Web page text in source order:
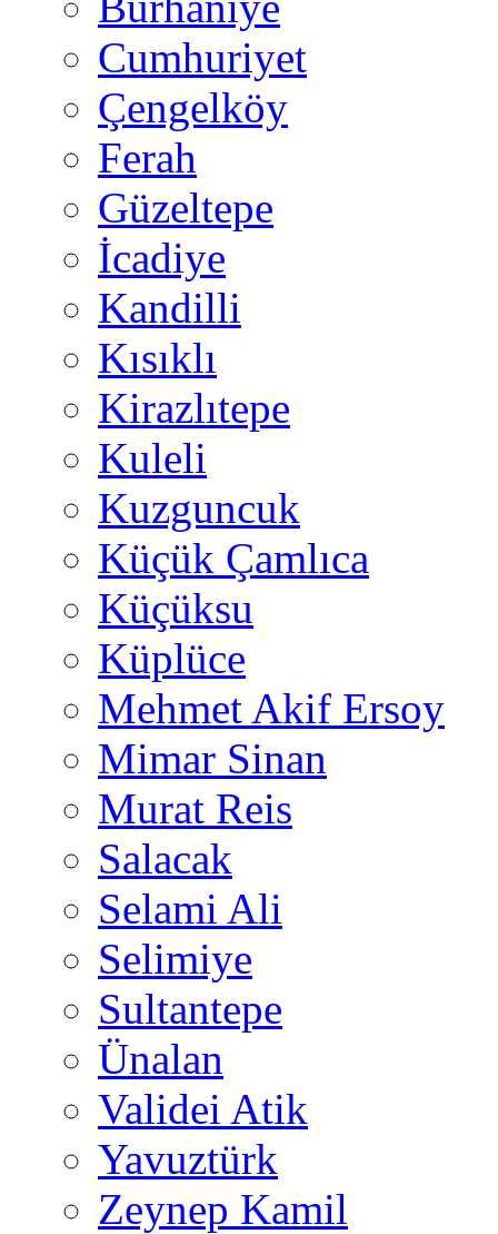
Cumhuriyet
Çengelköy
Ferah
Güzeltepe
İcadiye
Kandilli
Kısıklı
Kirazlıtepe
Kuleli
Kuzguncuk
Küçük Çamlıca
Küçüksu
Küplüce
Mehmet Akif Ersoy
Mimar Sinan
Murat Reis
Salacak
Selami Ali
Selimiye
Sultantepe
Ünalan
Validei Atik
Yavuztürk
Zeynep Kamil